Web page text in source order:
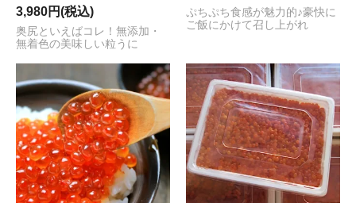
3,980円(税込)
奥尻といえばコレ！無添加・
無着色の美味しい粒うに
ぷちぷち食感が魅力的♪豪快に
ご飯にかけて召し上がれ